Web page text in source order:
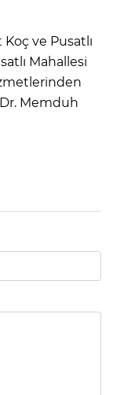
ve Pusatlı
Mahallesi
Memduh